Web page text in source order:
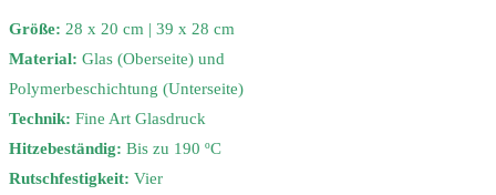
Größe: 28 x 20 cm | 39 x 28 cm
Material: Glas (Oberseite) und
Polymerbeschichtung (Unterseite)
Technik: Fine Art Glasdruck
Hitzebeständig: Bis zu 190 ºC
Rutschfestigkeit: Vier